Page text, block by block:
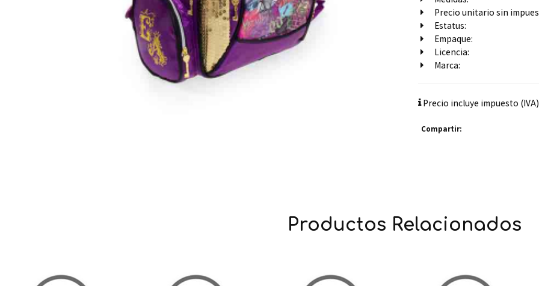
Precio unitario sin
Estatus:
Empaque:
Licencia:
Marca:
Precio incluye impuesto
Compartir:
Productos Relacionados